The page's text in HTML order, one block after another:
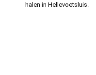
halen in Hellevoetsluis.